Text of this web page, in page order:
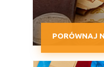
PORÓWNAJ